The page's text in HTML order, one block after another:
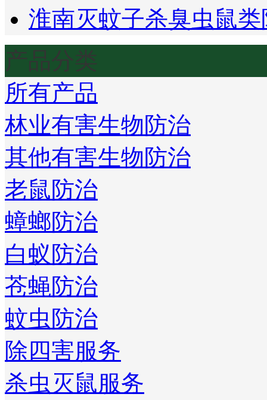
淮南灭蚊子杀臭虫鼠
产品分类
所有产品
林业有害生物防治
其他有害生物防治
老鼠防治
蟑螂防治
白蚁防治
苍蝇防治
蚊虫防治
除四害服务
杀虫灭鼠服务